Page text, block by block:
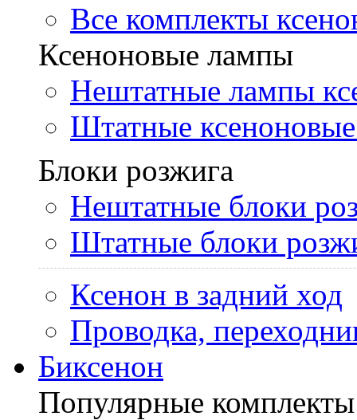
Все комплекты
Ксеноновые лампы
Нештатные лампы
Штатные
Блоки розжига
Нештатные блоки
Штатные блоки
Ксенон в задний ход
Проводка,
Биксенон
Популярные комплекты